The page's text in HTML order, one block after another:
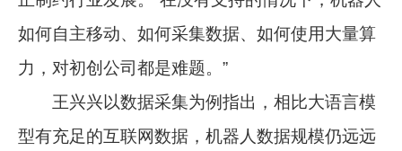
如何自主移动、如何采集数据、如何使用大量算
力，对初创公司都是难题。”
王兴兴以数据采集为例指出，相比大语言模
型有充足的互联网数据，机器人数据规模仍远远